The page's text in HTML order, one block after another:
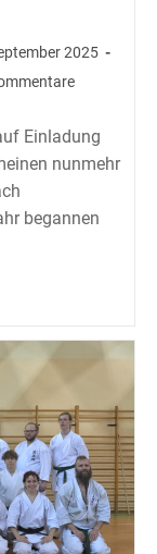
2025
Einladung
nunmehr
begannen